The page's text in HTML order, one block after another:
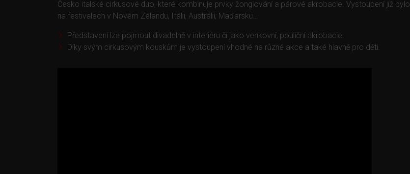
Česko italské cirkusové duo, které kombinuje prvky žonglování a párové akrobacie. Vystoupení již bylo
na festivalech v Novém Zélandu, Itálii, Austrálii, Maďarsku…
Představení lze pojmout divadelně v interiéru či jako venkovní, pouliční akrobacie.
Díky svým cirkusovým kouskům je vystoupení vhodné na různé akce a také hlavně pro děti.